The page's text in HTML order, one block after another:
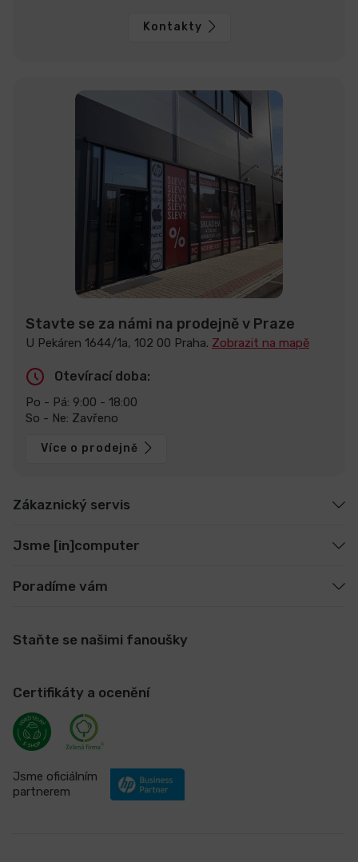
Kontakty
Stavte se za námi na prodejně v Praze
U Pekáren 1644/1a, 102 00 Praha. Zobrazit na mapě
Otevírací doba:
Po - Pá: 9:00 - 18:00
So - Ne: Zavřeno
Více o prodejně
Zákaznický servis
Jsme [in]computer
Poradíme vám
Staňte se našimi fanoušky
Certifikáty a ocenění
Jsme oficiálním
partnerem